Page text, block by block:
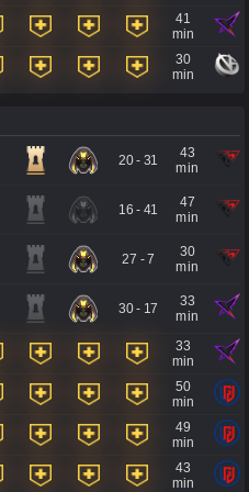
41
min
30
min
20 - 31
43
min
16 - 41
47
min
27 - 7
30
min
30 - 17
33
min
33
min
50
min
49
min
43
min